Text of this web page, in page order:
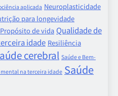
aplicada Neuroplasticidade
para longevidade
Propósito de vida Qualidade de
idade Resiliência
cerebral Saúde e Bem-
mental na terceira idade Saúde